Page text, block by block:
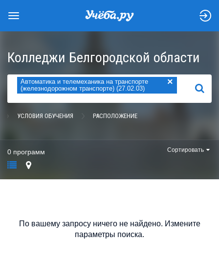
Колледжи Белгородской области
Автоматика и телемеханика на транспорте
(железнодорожном транспорте) (27.02.03)
×
НАЙТИ
УСЛОВИЯ ОБУЧЕНИЯ РАСПОЛОЖЕНИЕ
0 программ Сортировать
По вашему запросу ничего не найдено. Измените
параметры поиска.